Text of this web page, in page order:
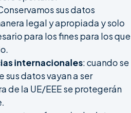
sus datos
legal y apropiada y solo
para los fines para los que
internacionales: cuando se
sus datos vayan a ser
de la UE/EEE se protegerán